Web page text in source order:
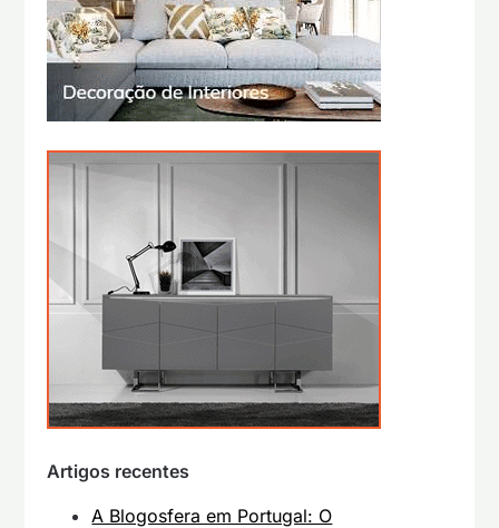
Artigos recentes
A Blogosfera em Portugal: O